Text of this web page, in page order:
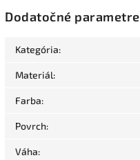
Dodatočné parametre
Kategória:
Materiál:
Farba:
Povrch:
Váha: